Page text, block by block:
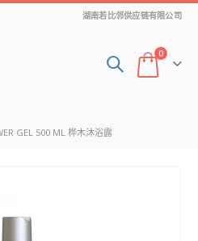
湖南若比邻供应链有限公司
0
GEL 500 ML 桦木沐浴露